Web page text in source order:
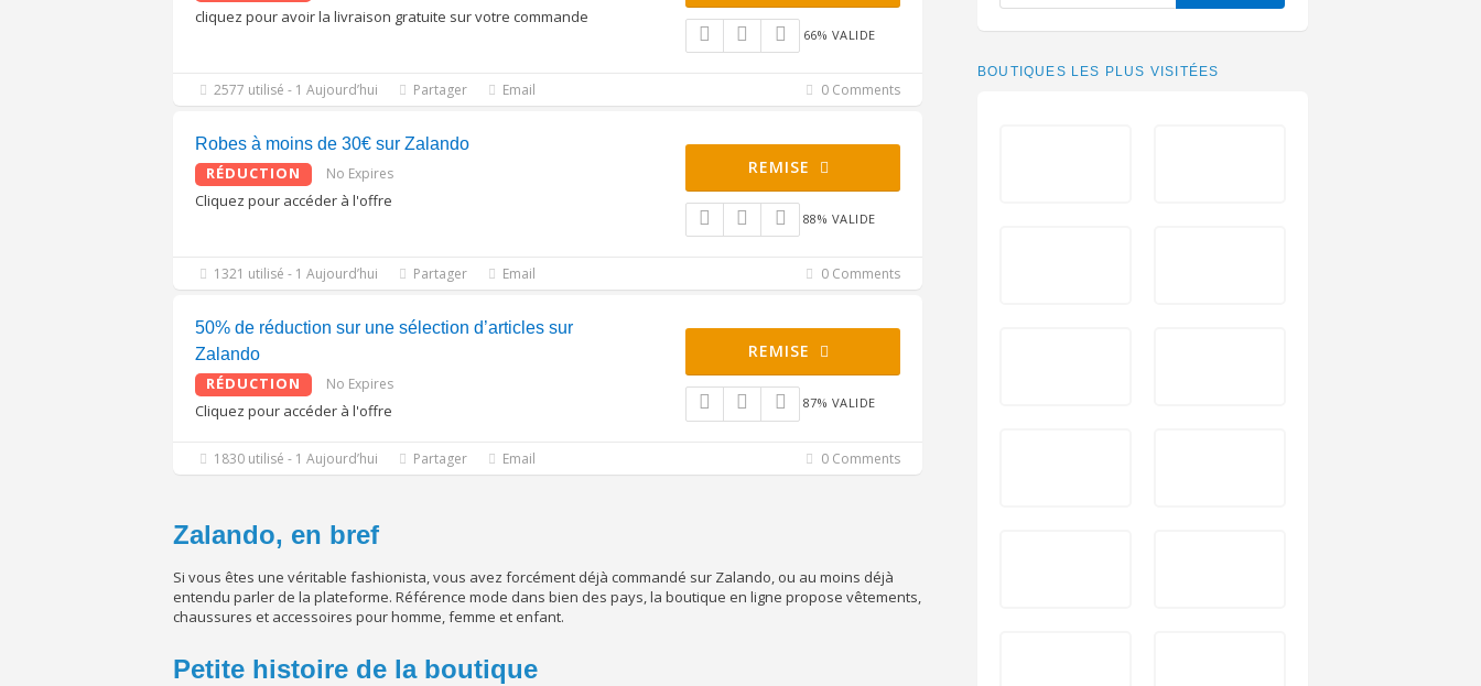
cliquez pour avoir la livraison gratuite sur votre commande
66% VALIDE
2577 utilisé - 1 Aujourd’hui Partager Email 0 Comments
Robes à moins de 30€ sur Zalando
RÉDUCTION No Expires
Cliquez pour accéder à l'offre
REMISE
88% VALIDE
1321 utilisé - 1 Aujourd’hui Partager Email 0 Comments
50% de réduction sur une sélection d’articles sur
Zalando
RÉDUCTION No Expires
Cliquez pour accéder à l'offre
REMISE
87% VALIDE
1830 utilisé - 1 Aujourd’hui Partager Email 0 Comments
Zalando, en bref
Si vous êtes une véritable fashionista, vous avez forcément déjà commandé sur Zalando, ou au moins déjà
entendu parler de la plateforme. Référence mode dans bien des pays, la boutique en ligne propose vêtements,
chaussures et accessoires pour homme, femme et enfant.
Petite histoire de la boutique
BOUTIQUES LES PLUS VISITÉES